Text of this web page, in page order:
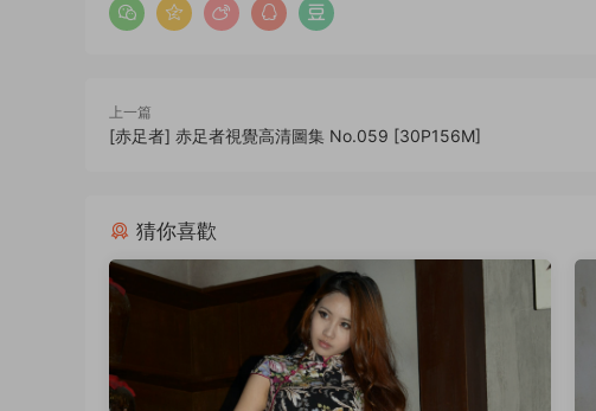
上一篇
[赤足者] 赤足者視覺高清圖集 No.059 [30P156M]
猜你喜歡